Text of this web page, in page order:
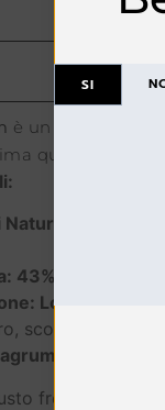
è un distillato
qualità, si
Naturae Gin
43% vol.
London Dry
scorza di
e freschi
fresco e
SI